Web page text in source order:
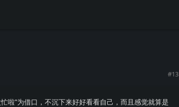
#13
啦”为借口，不沉下来好好看看自己，而且感觉就算是